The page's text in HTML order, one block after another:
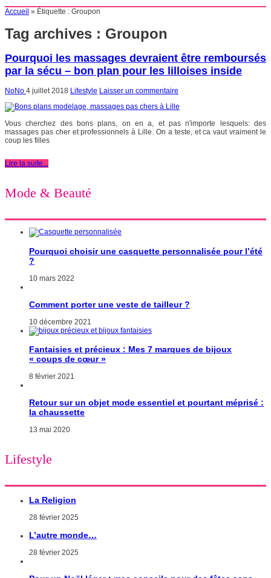
Accueil » Étiquette : Groupon
Tag archives : Groupon
Pourquoi les massages devraient être remboursés
par la sécu – bon plan pour les lilloises inside
NoNo 4 juillet 2018 Lifestyle Laisser un commentaire
Vous cherchez des bons plans, on en a, et pas n'importe lesquels: des
massages pas cher et professionnels à Lille. On a teste, et ca vaut vraiment le
coup les filles
Lire la suite...
Mode & Beauté
Pourquoi choisir une casquette personnalisée pour l’été
?
10 mars 2022
Comment porter une veste de tailleur ?
10 décembre 2021
Fantaisies et précieux : Mes 7 marques de bijoux
« coups de cœur »
8 février 2021
Retour sur un objet mode essentiel et pourtant méprisé :
la chaussette
13 mai 2020
Lifestyle
La Religion
28 février 2025
L’autre monde…
28 février 2025